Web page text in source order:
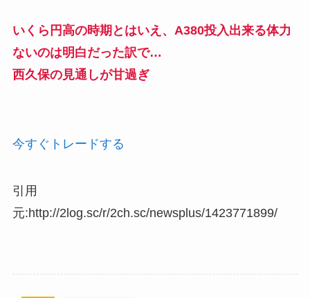
いくら円高の時期とはいえ、A380投入出来る体力
ないのは明白だった訳で…
西久保の見通しが甘過ぎ
今すぐトレードする
引用
元:http://2log.sc/r/2ch.sc/newsplus/1423771899/